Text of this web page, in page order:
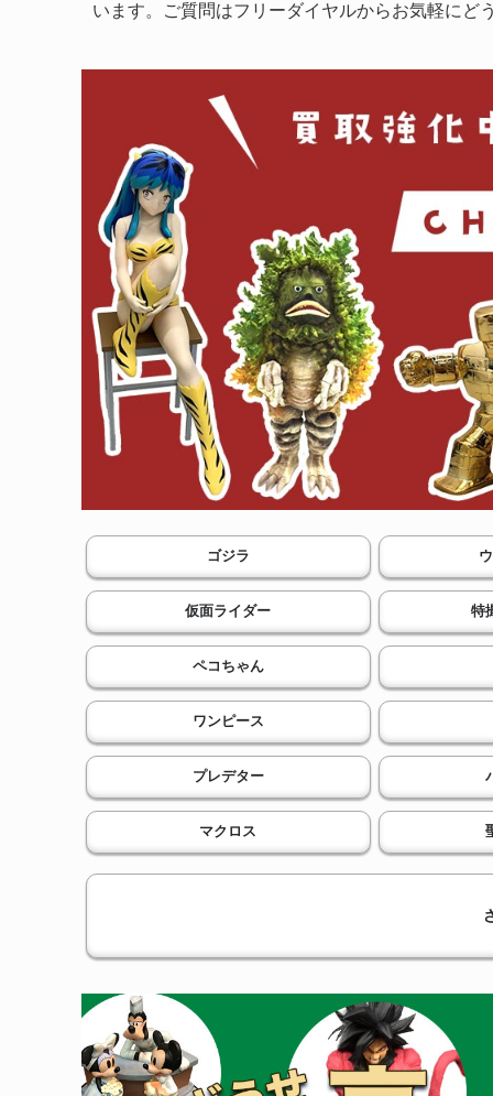
います。ご質問はフリーダイヤルからお気軽にど
ゴジラ
仮面ライダー 特
ペコちゃん
ワンピース
プレデター
マクロス